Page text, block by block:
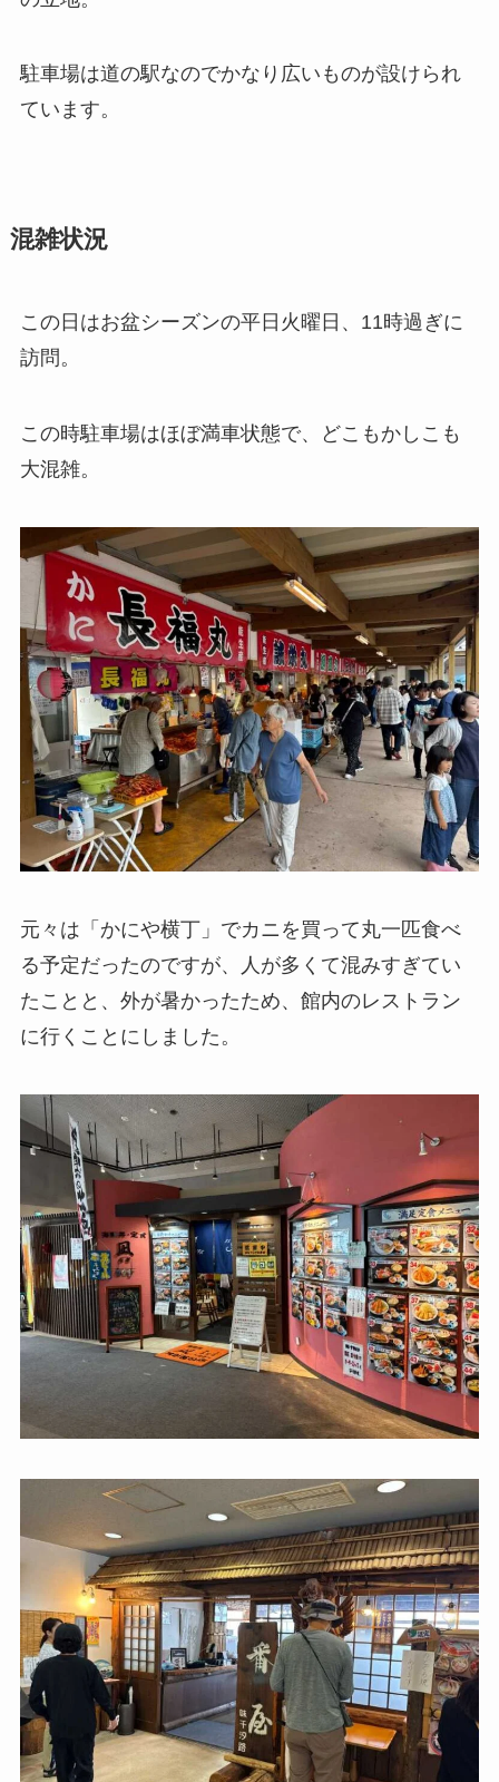
駐車場は道の駅なのでかなり広いものが設けられ
ています。
混雑状況
この日はお盆シーズンの平日火曜日、11時過ぎに
訪問。
この時駐車場はほぼ満車状態で、どこもかしこも
大混雑。
元々は「かにや横丁」でカニを買って丸一匹食べ
る予定だったのですが、人が多くて混みすぎてい
たことと、外が暑かったため、館内のレストラン
に行くことにしました。